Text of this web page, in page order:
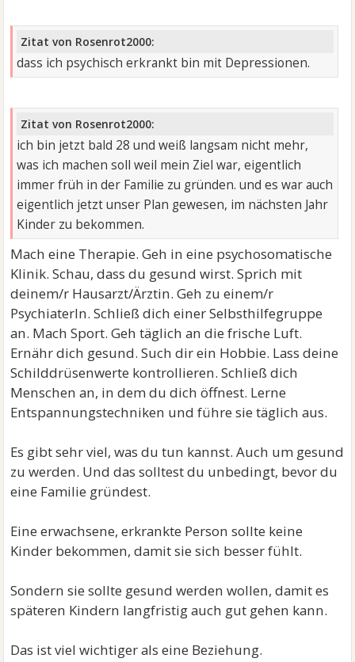
Zitat von Rosenrot2000:
dass ich psychisch erkrankt bin mit Depressionen.
Zitat von Rosenrot2000:
ich bin jetzt bald 28 und weiß langsam nicht mehr,
was ich machen soll weil mein Ziel war, eigentlich
immer früh in der Familie zu gründen. und es war auch
eigentlich jetzt unser Plan gewesen, im nächsten Jahr
Kinder zu bekommen.
Mach eine Therapie. Geh in eine psychosomatische
Klinik. Schau, dass du gesund wirst. Sprich mit
deinem/r Hausarzt/Ärztin. Geh zu einem/r
PsychiaterIn. Schließ dich einer Selbsthilfegruppe
an. Mach Sport. Geh täglich an die frische Luft.
Ernähr dich gesund. Such dir ein Hobbie. Lass deine
Schilddrüsenwerte kontrollieren. Schließ dich
Menschen an, in dem du dich öffnest. Lerne
Entspannungstechniken und führe sie täglich aus.
Es gibt sehr viel, was du tun kannst. Auch um gesund
zu werden. Und das solltest du unbedingt, bevor du
eine Familie gründest.
Eine erwachsene, erkrankte Person sollte keine
Kinder bekommen, damit sie sich besser fühlt.
Sondern sie sollte gesund werden wollen, damit es
späteren Kindern langfristig auch gut gehen kann.
Das ist viel wichtiger als eine Beziehung.